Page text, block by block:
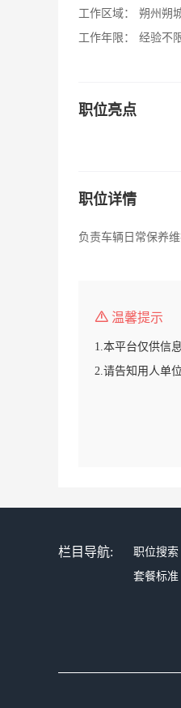
工作区域：
朔州朔城大
工作年限：
经验不
职位亮点
职位详情
负责车辆日常保养
温馨提示
1.本平台仅供信
2.请告知用人单
栏目导航: 职位搜索
套餐标准